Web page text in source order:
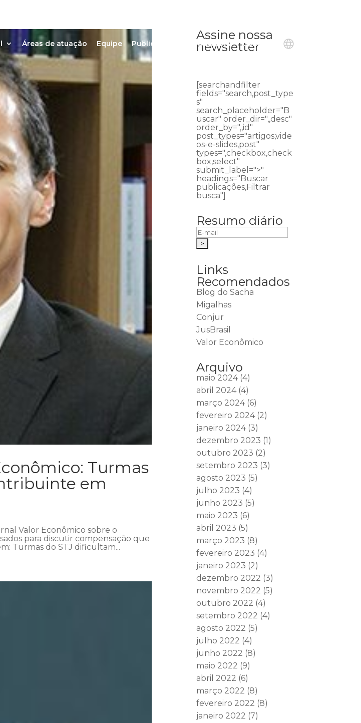
Áreas de atuação Equipe Publicações Ouvidoria Contato
Turmas
em
Valor Econômico sobre o
para discutir compensação que
Turmas do STJ dificultam...
Assine nossa
newsletter
[searchandfilter
fields="search,post_type
s"
search_placeholder="B
uscar" order_dir=",,desc"
order_by=",,id"
post_types="artigos,vide
os-e-slides,post"
types=",checkbox,check
box,select"
submit_label=">"
headings="Buscar
publicações,Filtrar
busca"]
Resumo diário
Links
Recomendados
Blog do Sacha
Migalhas
Conjur
JusBrasil
Valor Econômico
Arquivo
maio 2024(4)
abril 2024(4)
março 2024(6)
fevereiro 2024(2)
janeiro 2024(3)
dezembro 2023 (1)
outubro 2023 (2)
setembro 2023 (3)
agosto 2023 (5)
julho 2023 (4)
junho 2023 (5)
maio 2023 (6)
abril 2023 (5)
março 2023 (8)
fevereiro 2023 (4)
janeiro 2023 (2)
dezembro 2022 (3)
novembro 2022 (5)
outubro 2022 (4)
setembro 2022 (4)
agosto 2022 (5)
julho 2022 (4)
junho 2022 (8)
maio 2022 (9)
abril 2022 (6)
março 2022 (8)
fevereiro 2022 (8)
janeiro 2022 (7)